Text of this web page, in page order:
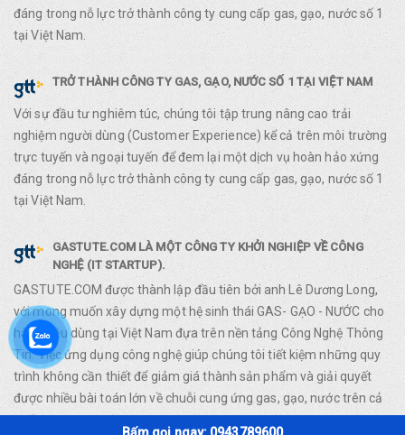
đáng trong nỗ lực trở thành công ty cung cấp gas, gạo, nước số 1
tại Việt Nam.
TRỞ THÀNH CÔNG TY GAS, GẠO, NƯỚC SỐ 1 TẠI VIỆT NAM
Với sự đầu tư nghiêm túc, chúng tôi tập trung nâng cao trải
nghiệm người dùng (Customer Experience) kể cả trên môi trường
trực tuyến và ngoại tuyến để đem lại một dịch vụ hoàn hảo xứng
đáng trong nỗ lực trở thành công ty cung cấp gas, gạo, nước số 1
tại Việt Nam.
GASTUTE.COM LÀ MỘT CÔNG TY KHỞI NGHIỆP VỀ CÔNG
NGHỆ (IT STARTUP).
GASTUTE.COM được thành lập đầu tiên bởi anh Lê Dương Long,
với mong muốn xây dựng một hệ sinh thái GAS- GẠO - NƯỚC cho
hàng tiêu dùng tại Việt Nam đựa trên nền tảng Công Nghệ Thông
Tin. Việc ứng dụng công nghệ giúp chúng tôi tiết kiệm những quy
trình không cần thiết để giảm giá thành sản phẩm và giải quyết
được nhiều bài toán lớn về chuỗi cung ứng gas, gạo, nước trên cả
nước.